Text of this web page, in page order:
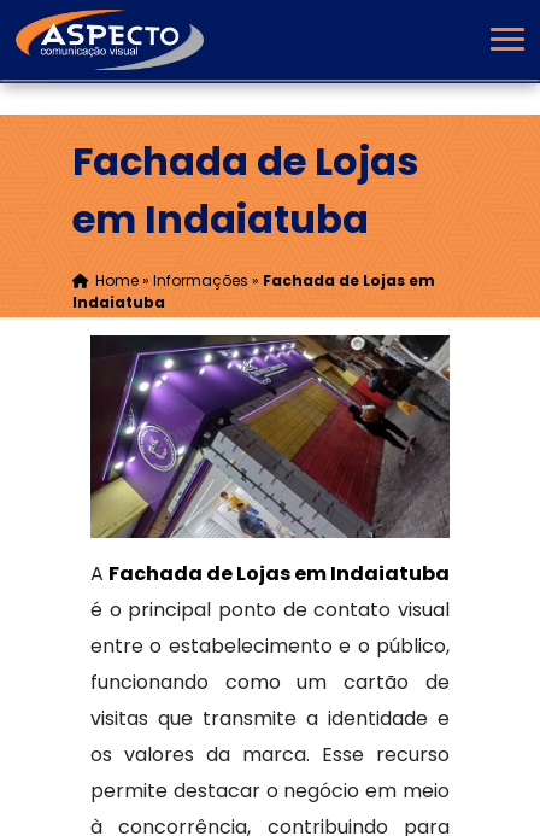
Fachada de Lojas
em Indaiatuba
Home» Informações » Fachada de Lojas em
Indaiatuba
A Fachada de Lojas em Indaiatuba
é o principal ponto de contato visual
entre o estabelecimento e o público,
funcionando como um cartão de
visitas que transmite a identidade e
os valores da marca. Esse recurso
permite destacar o negócio em meio
à concorrência, contribuindo para